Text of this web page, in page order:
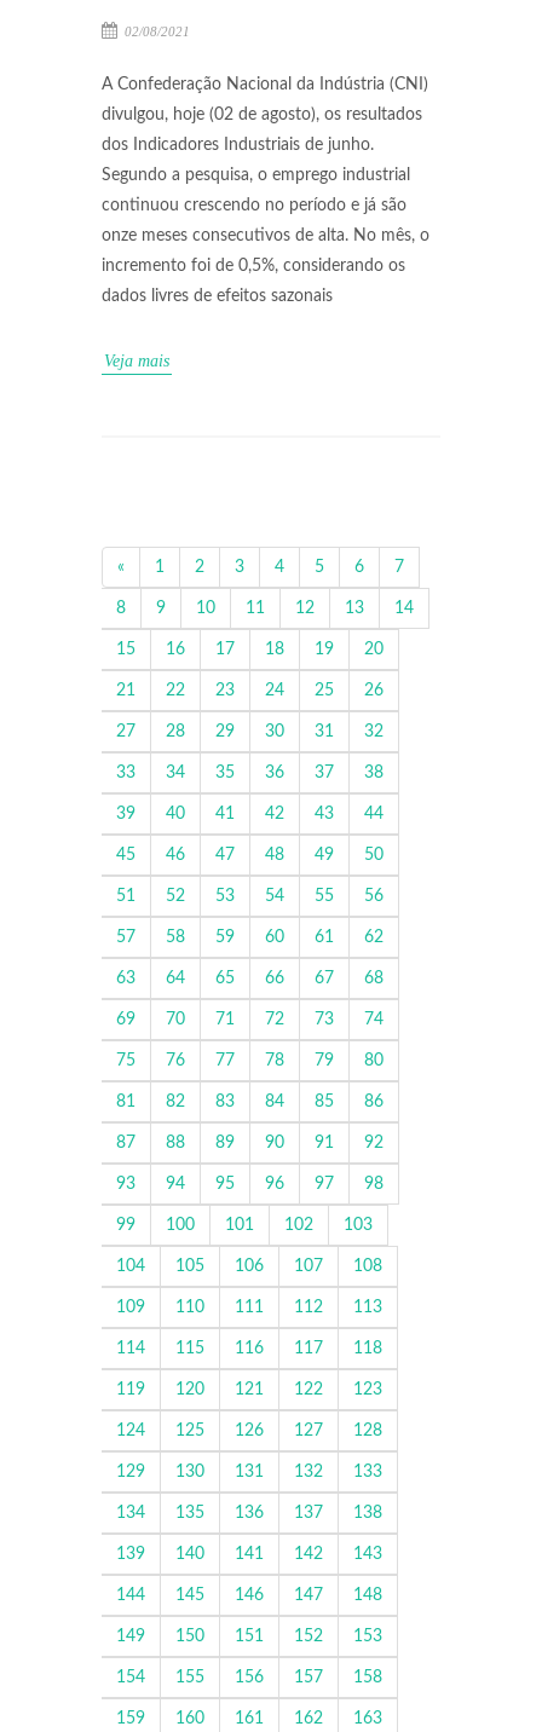
02/08/2021
A Confederação Nacional da Indústria (CNI)
divulgou, hoje (02 de agosto), os resultados
dos Indicadores Industriais de junho.
Segundo a pesquisa, o emprego industrial
continuou crescendo no período e já são
onze meses consecutivos de alta. No mês, o
incremento foi de 0,5%, considerando os
dados livres de efeitos sazonais
Veja mais
« 1 2 3 4 5 6 7
8 9 10 11 12 13 14
15 16 17 18 19 20
21 22 23 24 25 26
27 28 29 30 31 32
33 34 35 36 37 38
39 40 41 42 43 44
45 46 47 48 49 50
51 52 53 54 55 56
57 58 59 60 61 62
63 64 65 66 67 68
69 70 71 72 73 74
75 76 77 78 79 80
81 82 83 84 85 86
87 88 89 90 91 92
93 94 95 96 97 98
99 100 101 102 103
104 105 106 107 108
109 110 111 112 113
114 115 116 117 118
119 120 121 122 123
124 125 126 127 128
129 130 131 132 133
134 135 136 137 138
139 140 141 142 143
144 145 146 147 148
149 150 151 152 153
154 155 156 157 158
159 160 161 162 163